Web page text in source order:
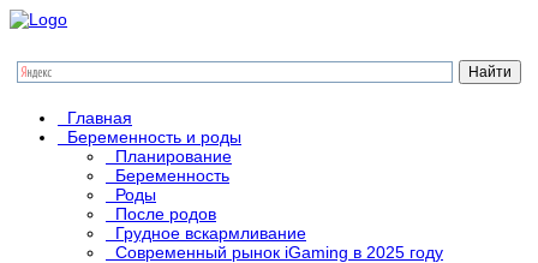
Главная
Беременность и роды
Планирование
Беременность
Роды
После родов
Грудное вскармливание
Современный рынок iGaming в 2025 году